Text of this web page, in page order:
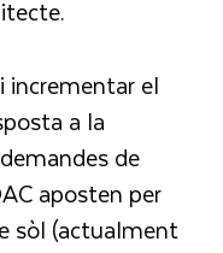
incrementar el
a la
de
aposten per
sòl (actualment